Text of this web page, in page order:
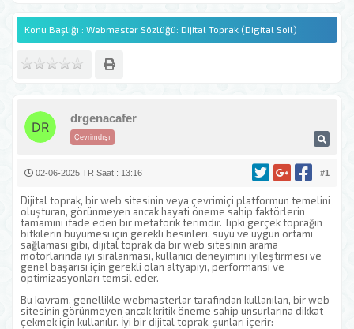
Konu Başlığı : Webmaster Sözlüğü: Dijital Toprak (Digital Soil)
Çevrimdışı
drgenacafer
#1
02-06-2025 TR Saat : 13:16
Dijital toprak, bir web sitesinin veya çevrimiçi platformun temelini
oluşturan, görünmeyen ancak hayati öneme sahip faktörlerin
tamamını ifade eden bir metaforik terimdir. Tıpkı gerçek toprağın
bitkilerin büyümesi için gerekli besinleri, suyu ve uygun ortamı
sağlaması gibi, dijital toprak da bir web sitesinin arama
motorlarında iyi sıralanması, kullanıcı deneyimini iyileştirmesi ve
genel başarısı için gerekli olan altyapıyı, performansı ve
optimizasyonları temsil eder.
Bu kavram, genellikle webmasterlar tarafından kullanılan, bir web
sitesinin görünmeyen ancak kritik öneme sahip unsurlarına dikkat
çekmek için kullanılır. İyi bir dijital toprak, şunları içerir: